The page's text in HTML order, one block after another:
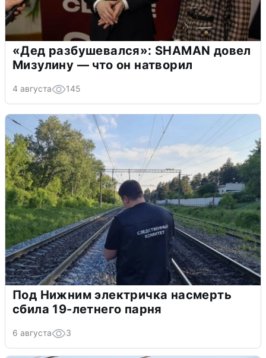
«Дед разбушевался»: SHAMAN довел
Мизулину — что он натворил
4 августа 145
Под Нижним электричка насмерть
сбила 19-летнего парня
6 августа 3